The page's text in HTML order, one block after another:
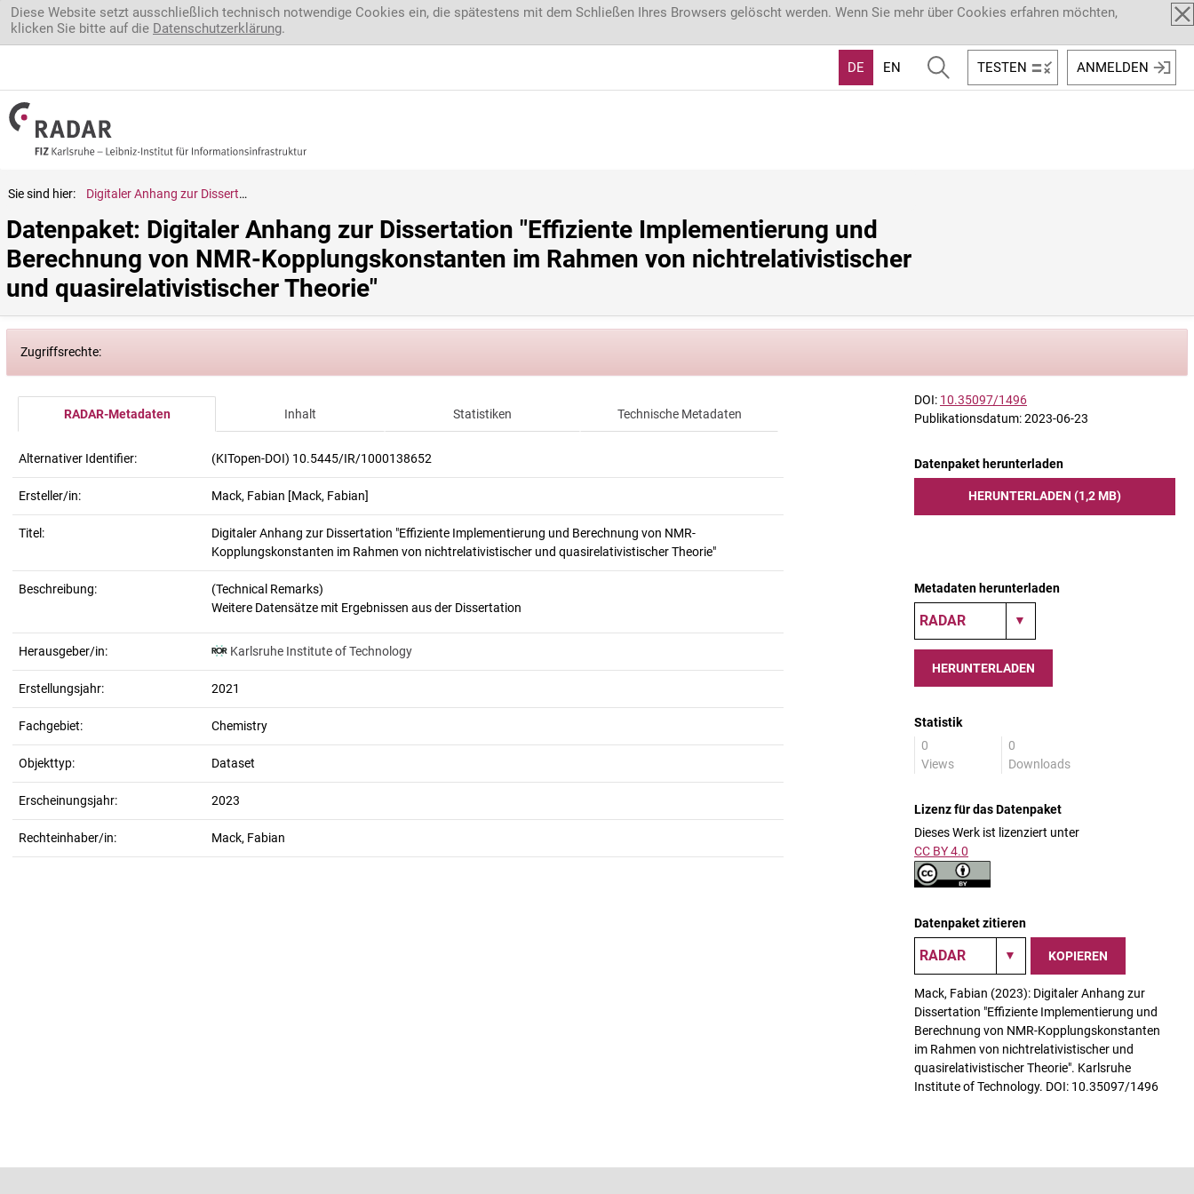
Direkt zum Inhalt
Diese Website setzt ausschließlich technisch notwendige Cookies ein, die spätestens mit dem Schließen Ihres Browsers gelöscht werden. Wenn Sie mehr über Cookies erfahren möchten,
klicken Sie bitte auf die Datenschutzerklärung.
DE EN TESTEN ANMELDEN
Sie sind hier: Digitaler Anhang zur Dissertation "Effiziente Implementierung und Berechnung von NMR-Kopplungskonstanten im Rahmen von nichtrelativistischer und quasirelativistischer Theorie"
Datenpaket: Digitaler Anhang zur Dissertation "Effiziente Implementierung und
Berechnung von NMR-Kopplungskonstanten im Rahmen von nichtrelativistischer
und quasirelativistischer Theorie"
Zugriffsrechte:
RADAR-Metadaten Inhalt Statistiken Technische Metadaten
Alternativer Identifier: (KITopen-DOI) 10.5445/IR/1000138652
Ersteller/in: Mack, Fabian [Mack, Fabian]
Titel:
Digitaler Anhang zur Dissertation "Effiziente Implementierung und Berechnung von NMR-
Kopplungskonstanten im Rahmen von nichtrelativistischer und quasirelativistischer Theorie"
Beschreibung:
(Technical Remarks)
Herausgeber/in: Karlsruhe Institute of Technology
Erstellungsjahr: 2021
Fachgebiet: Chemistry
Objekttyp: Dataset
Erscheinungsjahr: 2023
Rechteinhaber/in: Mack, Fabian
DOI: 10.35097/1496
Publikationsdatum: 2023-06-23
Datenpaket herunterladen
HERUNTERLADEN (1,2 MB)
Metadaten herunterladen
HERUNTERLADEN
Statistik
0
Views
0
Downloads
Lizenz für das Datenpaket
Dieses Werk ist lizenziert unter
CC BY 4.0
Datenpaket zitieren
KOPIEREN
Mack, Fabian (2023): Digitaler Anhang zur
Dissertation "Effiziente Implementierung und
Berechnung von NMR-Kopplungskonstanten
im Rahmen von nichtrelativistischer und
quasirelativistischer Theorie". Karlsruhe
Institute of Technology. DOI: 10.35097/1496